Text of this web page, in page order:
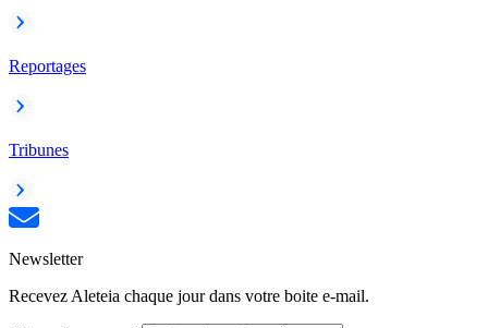
Reportages
Tribunes
Newsletter
Recevez Aleteia chaque jour dans votre boite e-mail.